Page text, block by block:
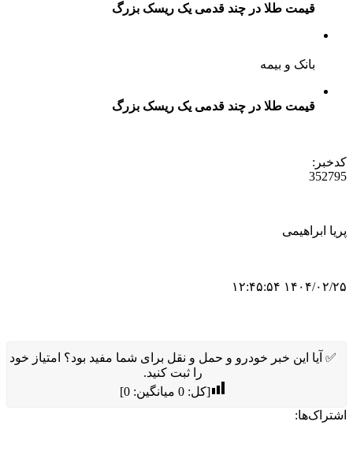
قیمت طلا در چند قدمی یک ریسک بزرگ
بانک و بیمه
قیمت طلا در چند قدمی یک ریسک بزرگ
کدخبر:
352795
پریا ابراهیمی
۱۴۰۴/۰۲/۲۵ ۱۲:۴۵:۵۴
✅ آیا این خبر خودرو و حمل و نقل برای شما مفید بود؟ امتیاز خود
را ثبت کنید.
[کل:0 میانگین:0
]
اشتراک‌ها: